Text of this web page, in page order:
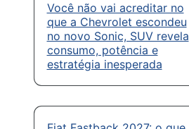
Você não vai acreditar no
que a Chevrolet escondeu
no novo Sonic, SUV revela
consumo, potência e
estratégia inesperada